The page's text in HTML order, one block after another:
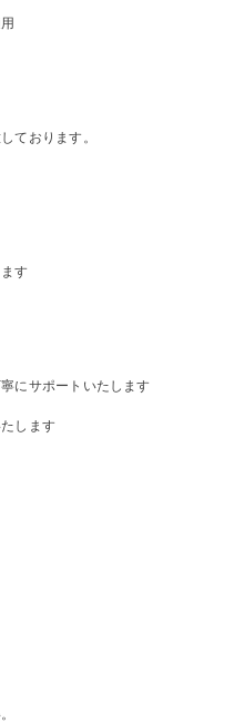
ております。
す
にサポートいたします
します